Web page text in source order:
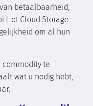
betaalbaarheid,
Hot Cloud Storage
om al hun
commodity te
wat u nodig hebt,